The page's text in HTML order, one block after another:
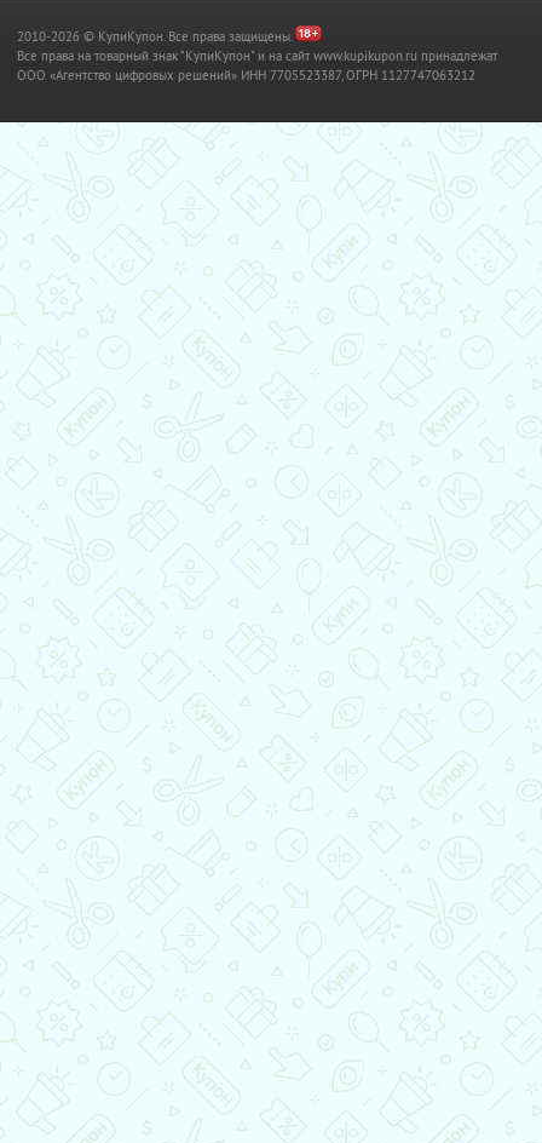
2010-2026 © КупиКупон. Все права защищены.
Все права на товарный знак "КупиКупон" и на сайт www.kupikupon.ru принадлежат
OOO «Агентство цифровых решений» ИНН 7705523387, ОГРН 1127747063212